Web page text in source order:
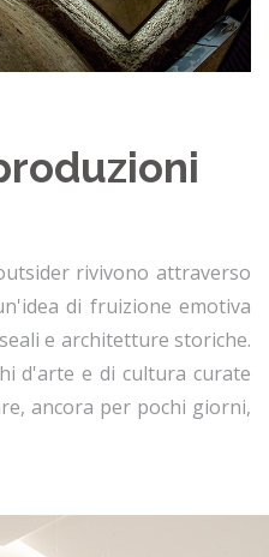
rivivono attraverso
di fruizione emotiva
e architetture storiche.
d'arte e di cultura curate
ancora per pochi giorni,